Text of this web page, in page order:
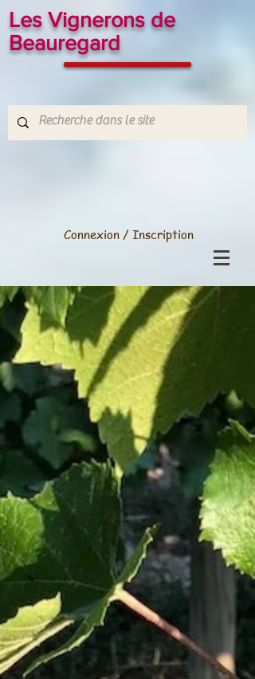
Les Vignerons de
Beauregard
Connexion / Inscription